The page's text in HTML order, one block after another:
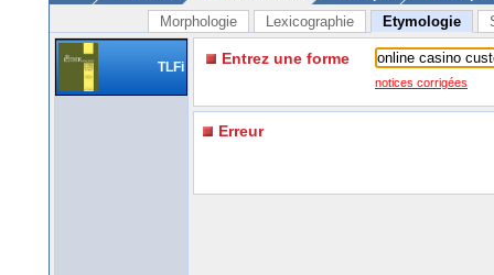
Morphologie Lexicographie Etymologie
TLFi Entrez une forme
notices corrigées
Erreur